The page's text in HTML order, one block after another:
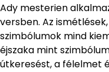
Ady mesterien
versben. Az
szimbólumok mind
éjszaka mint
útkeresést, a félelmet